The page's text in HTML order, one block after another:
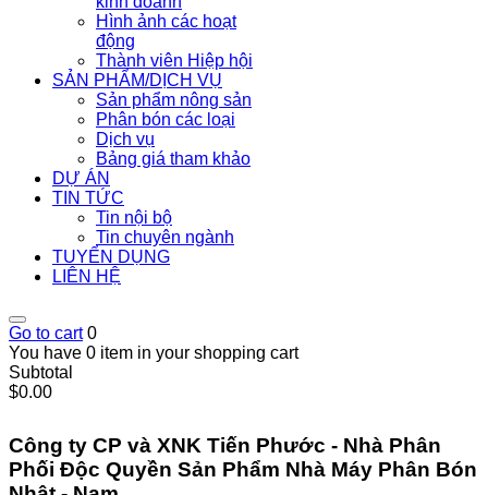
Hình ảnh các hoạt
động
Thành viên Hiệp hội
SẢN PHẨM/DỊCH VỤ
Sản phẩm nông sản
Phân bón các loại
Dịch vụ
Bảng giá tham khảo
DỰ ÁN
TIN TỨC
Tin nội bộ
Tin chuyên ngành
TUYỂN DỤNG
LIÊN HỆ
Go to cart 0
You have 0 item in your shopping cart
Subtotal
$0.00
Công ty CP và XNK Tiến Phước - Nhà Phân
Phối Độc Quyền Sản Phẩm Nhà Máy Phân Bón